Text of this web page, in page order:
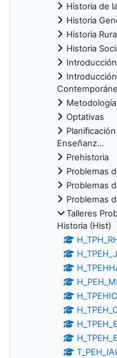
Historia de
Historia
Historia
Historia
Optativas
Enseñanz...
Prehistoria
Problemas
Problemas
Problemas
Talleres
Historia (Hist)